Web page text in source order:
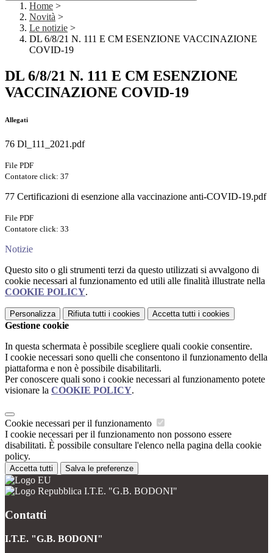
Home >
Novità >
Le notizie >
DL 6/8/21 N. 111 E CM ESENZIONE VACCINAZIONE
COVID-19
DL 6/8/21 N. 111 E CM ESENZIONE
VACCINAZIONE COVID-19
Allegati
76 Dl_111_2021.pdf
File PDF
Contatore click: 37
77 Certificazioni di esenzione alla vaccinazione anti-COVID-19.pdf
File PDF
Contatore click: 33
Notizie
Questo sito o gli strumenti terzi da questo utilizzati si avvalgono di
cookie necessari al funzionamento ed utili alle finalità illustrate nella
COOKIE POLICY.
Personalizza Rifiuta tutti i cookies Accetta tutti i cookies
Gestione cookie
In questa schermata è possibile scegliere quali cookie consentire.
I cookie necessari sono quelli che consentono il funzionamento della
piattaforma e non è possibile disabilitarli.
Per conoscere quali sono i cookie necessari al funzionamento potete
visionare la COOKIE POLICY.
Cookie necessari per il funzionamento
I cookie necessari per il funzionamento non possono essere
disabilitati. È possibile consultare l'elenco nella pagina della cookie
policy.
Accetta tutti Salva le preferenze
I.T.E. "G.B. BODONI"
Contatti
I.T.E. "G.B. BODONI"